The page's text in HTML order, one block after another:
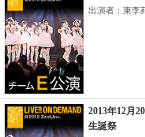
出演者：東李
2013年12月
生誕祭